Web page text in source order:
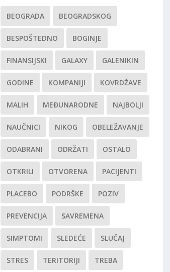
BEOGRADA BEOGRADSKOG
BESPOŠTEDNO BOGINJE
FINANSIJSKI GALAXY GALENIKIN
GODINE KOMPANIJI KOVRDŽAVE
MALIH MEĐUNARODNE NAJBOLJI
NAUČNICI NIKOG OBELEŽAVANJE
ODABRANI ODRŽATI OSTALO
OTKRILI OTVORENA PACIJENTI
PLACEBO PODRŠKE POZIV
PREVENCIJA SAVREMENA
SIMPTOMI SLEDEĆE SLUČAJ
STRES TERITORIJI TREBA